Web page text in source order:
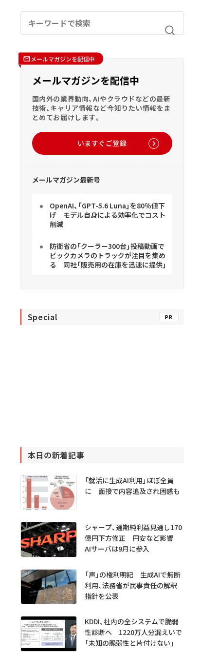
メールマガジンを配信中
メールマガジンを配信中
国内外の業界動向、AIやクラウドなどの最新
技術、キャリア情報など今知りたい情報をま
とめてお届けします。
いますぐご登録
メールマガジン最新号
OpenAI、「GPT-5.6 Luna」を80％値下
げ モデル自身による効率化でコスト
削減
防衛省の「クーラー300台」投稿動画で
ビックカメラのトラックが注目を集め
る 同社「販売用の在庫を迅速に提供」
Special PR
本日の新着記事
「就活に生成AI利用」ほぼ全員
に 面接で内容追及され困惑も
シャープ、通期純利益見通し170
億円下方修正 円安など影響
AIサーバは9月に参入
「声」の権利明記 生成AIで無断
利用、法務省が民事責任の解釈
指針を公表
KDDI、社内の全システムで脆弱
性診断へ 1220万人分漏えいで
「未知の脆弱性と片付けない」